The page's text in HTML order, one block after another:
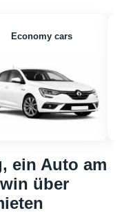
Economy cars
ein Auto am
über